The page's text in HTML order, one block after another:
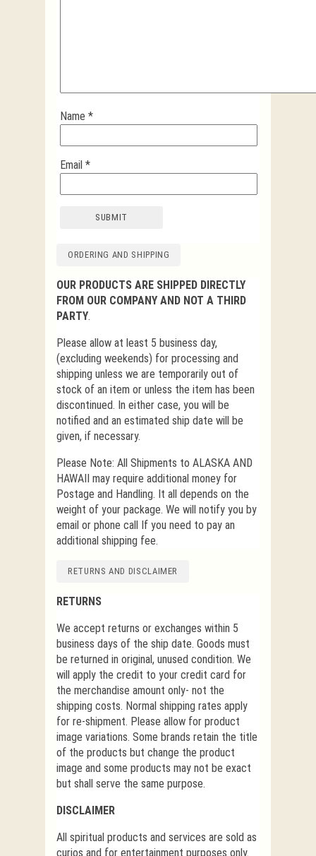
Name *
Email *
ORDERING AND SHIPPING
OUR PRODUCTS ARE SHIPPED DIRECTLY
FROM OUR COMPANY AND NOT A THIRD
PARTY.
Please allow at least 5 business day,
(excluding weekends) for processing and
shipping unless we are temporarily out of
stock of an item or unless the item has been
discontinued. In either case, you will be
notified and an estimated ship date will be
given, if necessary.
Please Note: All Shipments to ALASKA AND
HAWAII may require additional money for
Postage and Handling. It all depends on the
weight of your package. We will notify you by
email or phone call If you need to pay an
additional shipping fee.
RETURNS AND DISCLAIMER
RETURNS
We accept returns or exchanges within 5
business days of the ship date. Goods must
be returned in original, unused condition. We
will apply the credit to your credit card for
the merchandise amount only- not the
shipping costs. Normal shipping rates apply
for re-shipment. Please allow for product
image variations. Some brands retain the title
of the products but change the product
image and some products may not be exact
but shall serve the same purpose.
DISCLAIMER
All spiritual products and services are sold as
curios and for entertainment purposes only.